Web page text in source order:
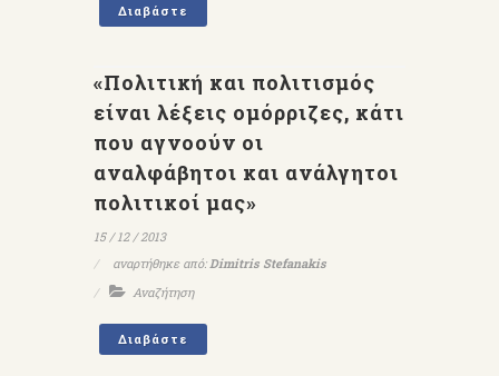
Διαβάστε
«Πολιτική και πολιτισμός
είναι λέξεις ομόρριζες, κάτι
που αγνοούν οι
αναλφάβητοι και ανάλγητοι
πολιτικοί μας»
15 / 12 / 2013
αναρτήθηκε από:Dimitris Stefanakis
Αναζήτηση
Διαβάστε